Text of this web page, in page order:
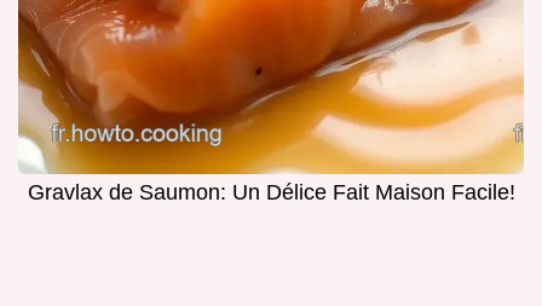
Gravlax de Saumon: Un Délice Fait Maison Facile!